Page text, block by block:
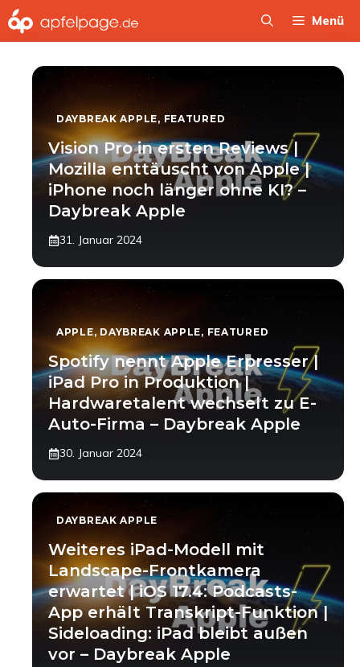
Zum
Inhalt
Menü
DAYBREAK APPLE, FEATURED
Vision Pro in ersten Reviews |
Mozilla enttäuscht von Apple |
iPhone noch länger ohne KI? –
Daybreak Apple
31. Januar 2024
APPLE,DAYBREAK APPLE, FEATURED
Spotify nennt Apple Erpresser |
iPad Pro in Produktion |
Hardwaretalent wechselt zu E-
Auto-Firma – Daybreak Apple
30. Januar 2024
DAYBREAK APPLE
Weiteres iPad-Modell mit
Landscape-Frontkamera
erwartet | iOS 17.4: Podcasts-
App erhält Transkript-Funktion |
Sideloading: iPad bleibt außen
vor – Daybreak Apple